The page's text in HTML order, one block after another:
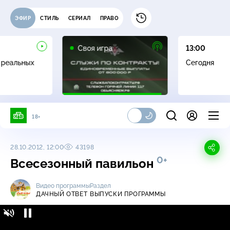
ЭФИР СТИЛЬ СЕРИАЛ ПРАВО
Своя игра
13:00
Сегодня
18+
28.10.2012, 12:00 43198
Всесезонный павильон 0+
Видео программы
ДАЧНЫЙ ОТВЕТ
Раздел
ВЫПУСКИ ПРОГРАММЫ